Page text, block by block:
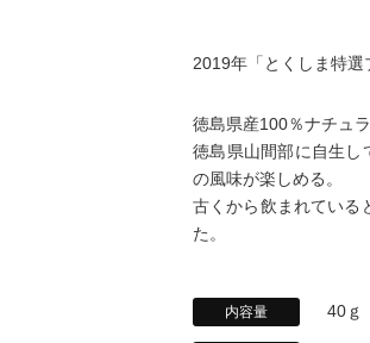
2019年「とくしま特
徳島県産100％ナチュラ
徳島県山間部に自生し
の風味が楽しめる。
古くから飲まれている
た。
内容量 40ｇ